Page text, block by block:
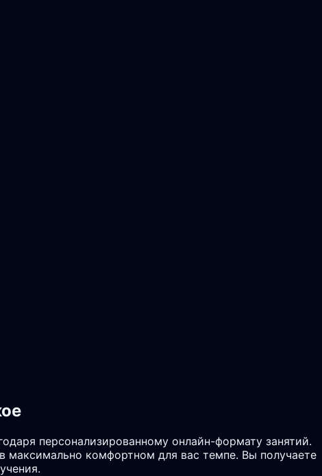
персонализированному онлайн-формату занятий.
максимально комфортном для вас темпе. Вы получаете